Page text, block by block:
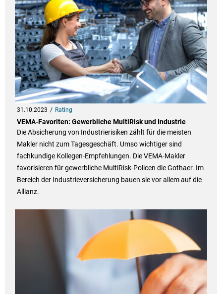
31.10.2023 Rating
VEMA-Favoriten: Gewerbliche MultiRisk und Industrie
Die Absicherung von Industrierisiken zählt für die meisten
Makler nicht zum Tagesgeschäft. Umso wichtiger sind
fachkundige Kollegen-Empfehlungen. Die VEMA-Makler
favorisieren für gewerbliche MultiRisk-Policen die Gothaer. Im
Bereich der Industrieversicherung bauen sie vor allem auf die
Allianz.